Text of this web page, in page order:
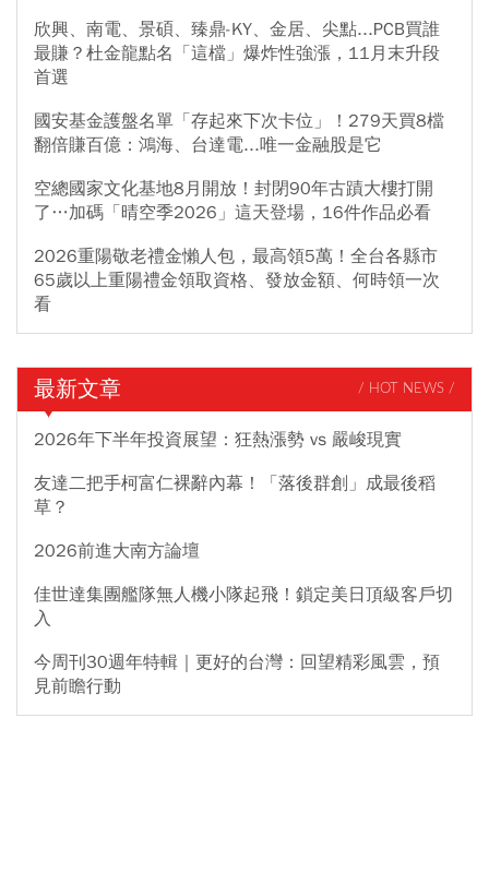
欣興、南電、景碩、臻鼎-KY、金居、尖點...PCB買誰
最賺？杜金龍點名「這檔」爆炸性強漲，11月末升段
首選
國安基金護盤名單「存起來下次卡位」！279天買8檔
翻倍賺百億：鴻海、台達電...唯一金融股是它
空總國家文化基地8月開放！封閉90年古蹟大樓打開
了…加碼「晴空季2026」這天登場，16件作品必看
2026重陽敬老禮金懶人包，最高領5萬！全台各縣市
65歲以上重陽禮金領取資格、發放金額、何時領一次
看
最新文章 / HOT NEWS /
2026年下半年投資展望：狂熱漲勢 vs 嚴峻現實
友達二把手柯富仁裸辭內幕！「落後群創」成最後稻
草？
2026前進大南方論壇
佳世達集團艦隊無人機小隊起飛！鎖定美日頂級客戶切
入
今周刊30週年特輯｜更好的台灣：回望精彩風雲，預
見前瞻行動